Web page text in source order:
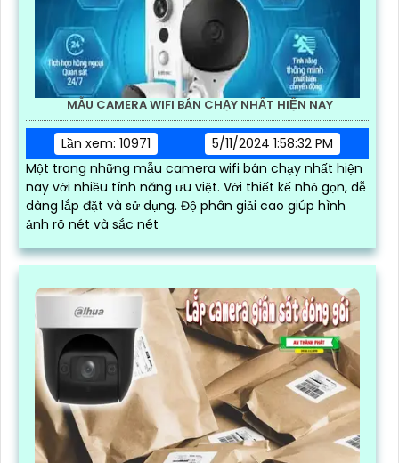
MẪU CAMERA WIFI BÁN CHẠY NHẤT HIỆN NAY
Lần xem: 10971
5/11/2024 1:58:32 PM
Một trong những mẫu camera wifi bán chạy nhất hiện
nay với nhiều tính năng ưu việt. Với thiết kế nhỏ gọn, dễ
dàng lắp đặt và sử dụng. Độ phân giải cao giúp hình
ảnh rõ nét và sắc nét